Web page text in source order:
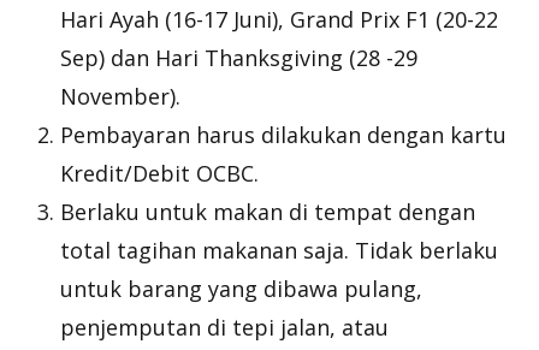
Hari Ayah (16-17 Juni), Grand Prix F1 (20-22
Sep) dan Hari Thanksgiving (28 -29
November).
Pembayaran harus dilakukan dengan kartu
Kredit/Debit OCBC.
Berlaku untuk makan di tempat dengan
total tagihan makanan saja. Tidak berlaku
untuk barang yang dibawa pulang,
penjemputan di tepi jalan, atau